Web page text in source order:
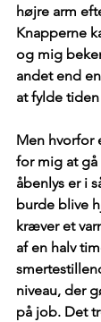
højre arm
Knapperne
og mig
andet end
at fylde
Men hvorfor
for mig at
åbenlys er i
burde blive
kræver et
af en halv
niveau, der
på job. Det